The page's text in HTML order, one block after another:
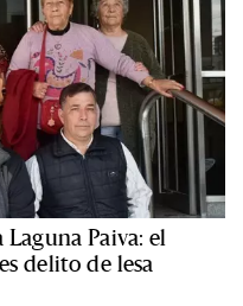
Paiva: el
delito de lesa